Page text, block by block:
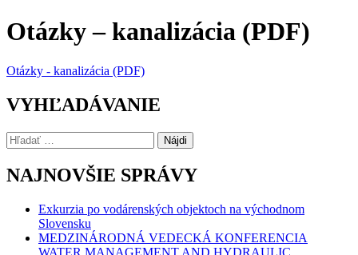
Otázky – kanalizácia (PDF)
Otázky - kanalizácia (PDF)
VYHĽADÁVANIE
Hľadať:
NAJNOVŠIE SPRÁVY
Exkurzia po vodárenských objektoch na východnom
Slovensku
MEDZINÁRODNÁ VEDECKÁ KONFERENCIA
WATER MANAGEMENT AND HYDRAULIC